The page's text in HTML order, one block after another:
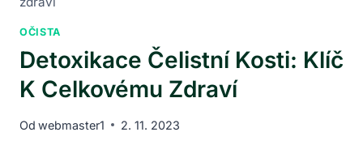
OČISTA
Detoxikace Čelistní Kosti: Klíč
K Celkovému Zdraví
Od webmaster1 2. 11. 2023